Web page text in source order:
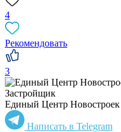
4
Рекомендовать
3
Застройщик
Единый Центр Новостроек
Написать в Telegram